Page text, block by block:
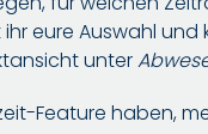
eure Auswahl und
unter
Feature haben,